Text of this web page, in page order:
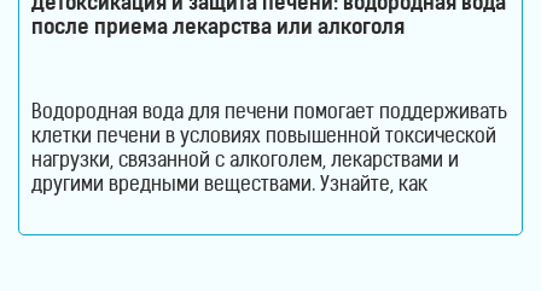
после приема лекарства или алкоголя
Водородная вода для печени помогает поддерживать
клетки печени в условиях повышенной токсической
нагрузки, связанной с алкоголем, лекарствами и
другими вредными веществами. Узнайте, как
оксидативного стресса и защите гепатоцитов. Печень